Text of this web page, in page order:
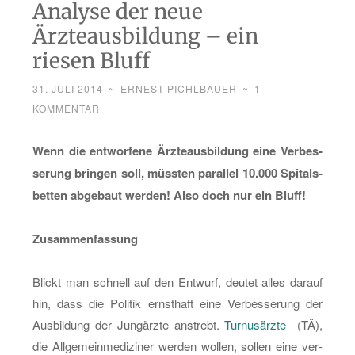
Analyse der neue
Ärzteausbildung – ein
riesen Bluff
31. JULI 2014 ~ ERNEST PICHLBAUER ~ 1
KOMMENTAR
Wenn die ent­wor­fe­ne Ärz­teaus­bil­dung eine Ver­bes­
se­rung brin­gen soll, müss­ten par­al­lel 10.000 Spi­tals­
bet­ten ab­ge­baut wer­den! Also doch nur ein Bluff!
Zu­sam­men­fas­sung
Blickt man schnell auf den Ent­wurf, deu­tet alles dar­auf
hin, dass die Po­li­tik ernst­haft eine Ver­bes­se­rung der
Aus­bil­dung der Jung­ärz­te an­strebt.Tur­nus­ärz­te (TÄ),
die All­ge­mein­me­di­zi­ner wer­den wol­len, sol­len eine ver­